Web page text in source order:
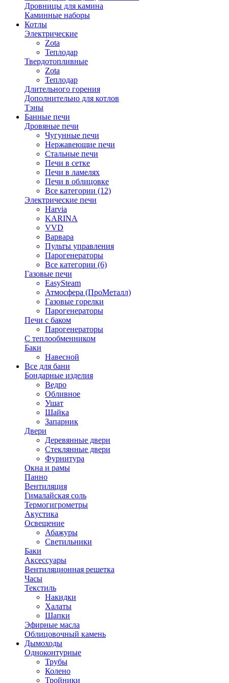
Дровницы для камина
Каминные наборы
Котлы
Электрические
Zota
Теплодар
Твердотопливные
Zota
Теплодар
Длительного горения
Дополнительно для котлов
Тэны
Банные печи
Дровяные печи
Чугунные печи
Нержавеющие печи
Стальные печи
Печи в сетке
Печи в ламелях
Печи в облицовке
Все категории (12)
Электрические печи
Harvia
KARINA
VVD
Варвара
Пульты управления
Парогенераторы
Все категории (6)
Газовые печи
EasySteam
Атмосфера (ПроМеталл)
Газовые горелки
Парогенераторы
Печи с баком
Парогенераторы
С теплообменником
Баки
Навесной
Все для бани
Бондарные изделия
Ведро
Обливное
Ушат
Шайка
Запарник
Двери
Деревянные двери
Стеклянные двери
Фурнитура
Окна и рамы
Панно
Вентиляция
Гималайская соль
Термогигрометры
Акустика
Освещение
Абажуры
Светильники
Баки
Аксессуары
Вентиляционная решетка
Часы
Текстиль
Накидки
Халаты
Шапки
Эфирные масла
Облицовочный камень
Дымоходы
Одноконтурные
Трубы
Колено
Тройники